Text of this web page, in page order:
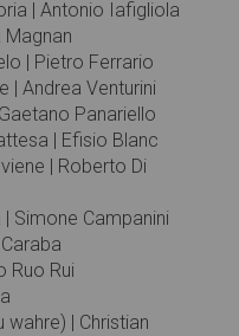
| Antonio Iafigliola
Magnan
| Pietro Ferrario
| Andrea Venturini
Panariello
| Efisio Blanc
| Roberto Di
Simone Campanini
Ruo Rui
wahre) | Christian